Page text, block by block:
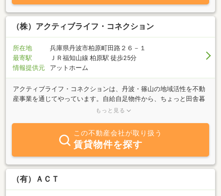
えサービス』も実施しておりますのでご希望のお客様はお気軽にお
申し付け下さい。・ネットには掲載できない非公開のマル秘物件も
多数取り揃えてます。全物件家具付対応プランもご用意しておりま
予約やお問合せをされていなくても、当日すぐにご案内可能で
す。・白を基調とした清潔感のある店内ではドリンクサービスをご
提供させて頂きます。
（株）アクティブライフ・コネクション
所在地
兵庫県丹波市柏原町田路２６－１
最寄駅
ＪＲ福知山線 柏原駅 徒歩25分
情報提供元
アットホーム
アクティブライフ・コネクションは、丹波・篠山の地域活性を不動
産事業を通じてやっています。自給自足物件から、ちょっと田舎暮
らし物件・ドップリコースなどの相談にも喜んで対応させていただ
営目的としては、丹波・篠山の人と企業を大阪・神戸の企業とのビ
ジネスマッチングから交流会の企画もしております。丹波で生まれ
育って４８年、丹波・篠山の暮らし、不動産の事なら当社へご相談
ください。
もっと見る
この不動産会社が取り扱う
賃貸物件を探す
（有）ＡＣＴ